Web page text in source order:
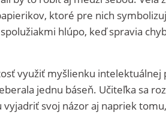
ktoré pre nich
hlúpo, keď spravia
využiť myšlienku
jednu báseň. Učiteľka sa
vyjadriť svoj názor aj napriek